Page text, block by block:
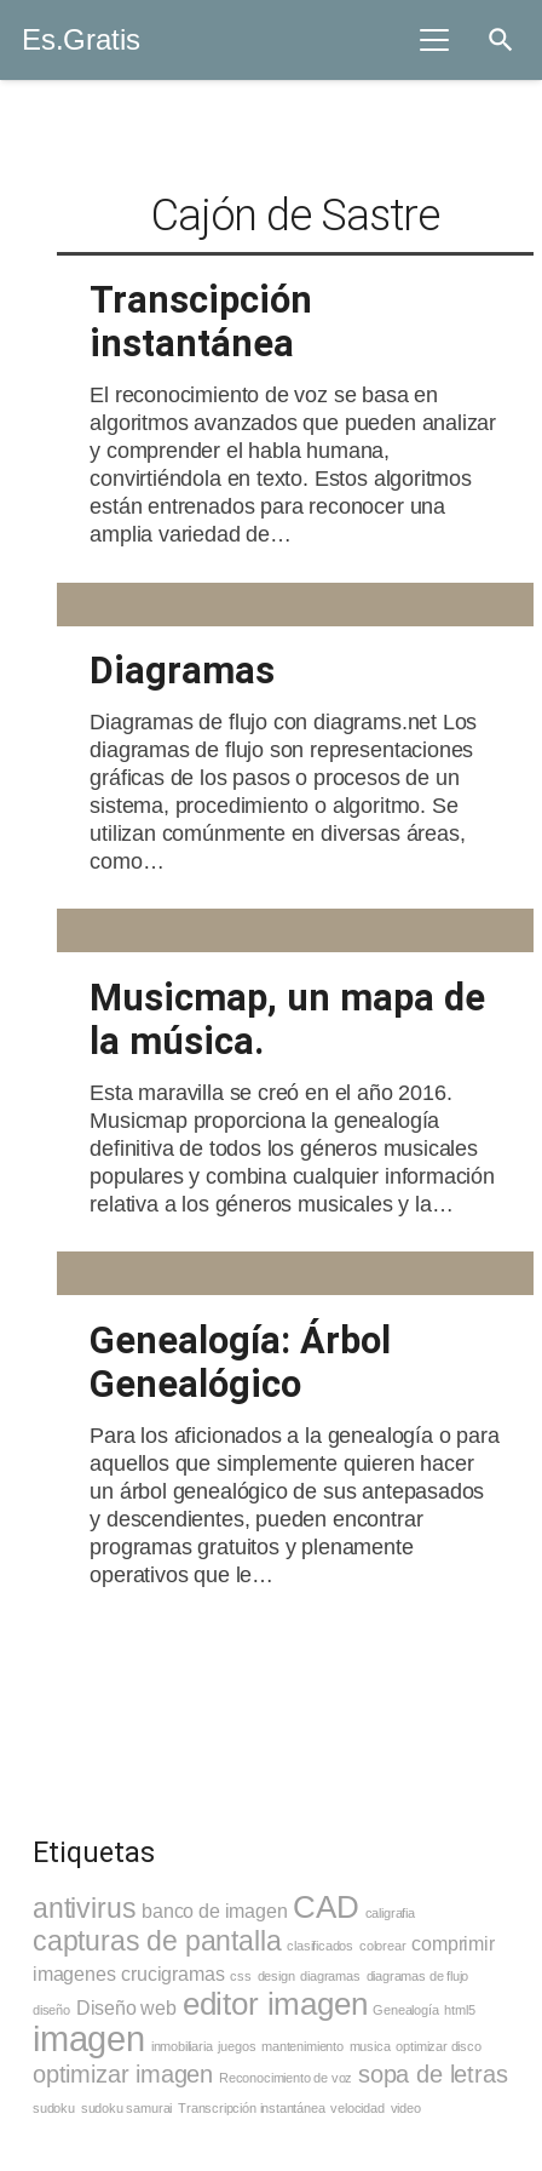
Es.Gratis search
Cajón de Sastre
Transcipción
instantánea
El reconocimiento de voz se basa en
algoritmos avanzados que pueden analizar
y comprender el habla humana,
convirtiéndola en texto. Estos algoritmos
están entrenados para reconocer una
amplia variedad de…
Diagramas
Diagramas de flujo con diagrams.net Los
diagramas de flujo son representaciones
gráficas de los pasos o procesos de un
sistema, procedimiento o algoritmo. Se
utilizan comúnmente en diversas áreas,
como…
Musicmap, un mapa de
la música.
Esta maravilla se creó en el año 2016.
Musicmap proporciona la genealogía
definitiva de todos los géneros musicales
populares y combina cualquier información
relativa a los géneros musicales y la…
Genealogía: Árbol
Genealógico
Para los aficionados a la genealogía o para
aquellos que simplemente quieren hacer
un árbol genealógico de sus antepasados
y descendientes, pueden encontrar
programas gratuitos y plenamente
operativos que le…
Etiquetas
antivirus banco de imagen CAD caligrafia
capturas de pantalla clasificados colorear comprimir
imagenes crucigramas css design diagramas diagramas de flujo
diseño Diseño web editor imagen Genealogía html5
imagen inmobiliaria juegos mantenimiento musica optimizar disco
optimizar imagen Reconocimiento de voz sopa de letras
sudoku sudoku samurai Transcripción instantánea velocidad video